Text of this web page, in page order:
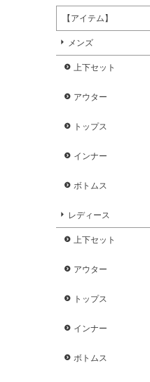
【アイテム】
メンズ
上下セット
アウター
トップス
インナー
ボトムス
レディース
上下セット
アウター
トップス
インナー
ボトムス